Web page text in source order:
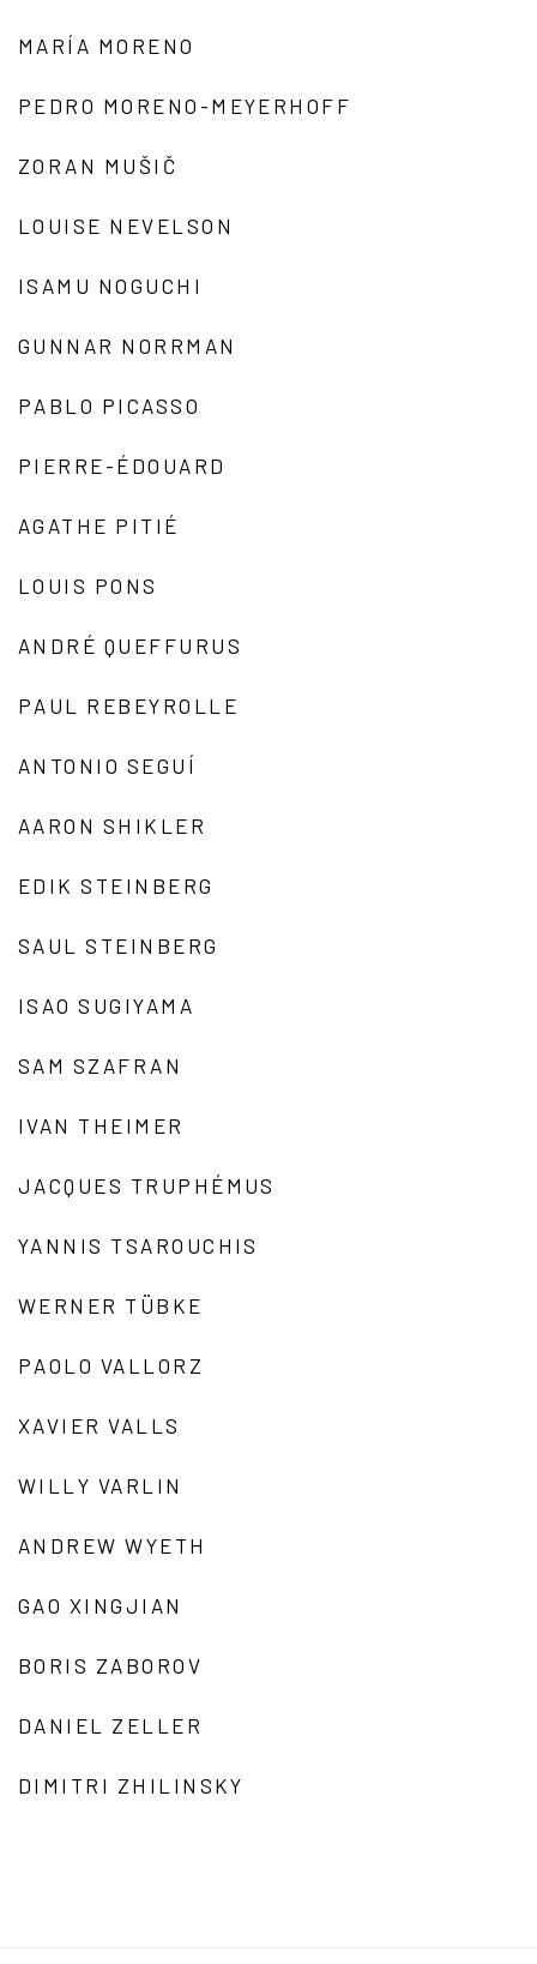
MARÍA MORENO
PEDRO MORENO-MEYERHOFF
ZORAN MUŠIČ
LOUISE NEVELSON
ISAMU NOGUCHI
GUNNAR NORRMAN
PABLO PICASSO
PIERRE-ÉDOUARD
AGATHE PITIÉ
LOUIS PONS
ANDRÉ QUEFFURUS
PAUL REBEYROLLE
ANTONIO SEGUÍ
AARON SHIKLER
EDIK STEINBERG
SAUL STEINBERG
ISAO SUGIYAMA
SAM SZAFRAN
IVAN THEIMER
JACQUES TRUPHÉMUS
YANNIS TSAROUCHIS
WERNER TÜBKE
PAOLO VALLORZ
XAVIER VALLS
WILLY VARLIN
ANDREW WYETH
GAO XINGJIAN
BORIS ZABOROV
DANIEL ZELLER
DIMITRI ZHILINSKY